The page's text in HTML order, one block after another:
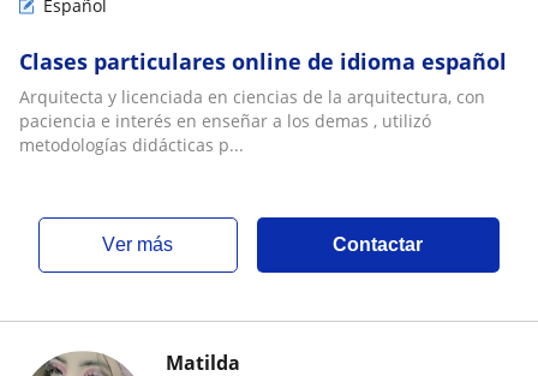
Español
Clases particulares online de idioma español
Arquitecta y licenciada en ciencias de la arquitectura, con
paciencia e interés en enseñar a los demas , utilizó
metodologías didácticas p...
ver más Contactar
Matilda